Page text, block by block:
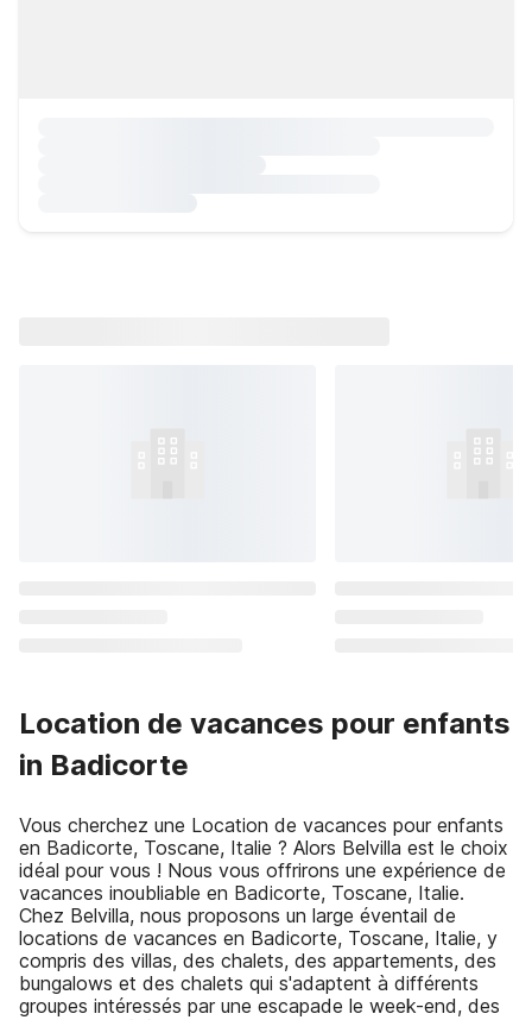
Location de vacances pour enfants
in Badicorte
Vous cherchez une Location de vacances pour enfants
en Badicorte, Toscane, Italie ? Alors Belvilla est le choix
idéal pour vous ! Nous vous offrirons une expérience de
vacances inoubliable en Badicorte, Toscane, Italie.
Chez Belvilla, nous proposons un large éventail de
locations de vacances en Badicorte, Toscane, Italie, y
compris des villas, des chalets, des appartements, des
bungalows et des chalets qui s'adaptent à différents
groupes intéressés par une escapade le week-end, des